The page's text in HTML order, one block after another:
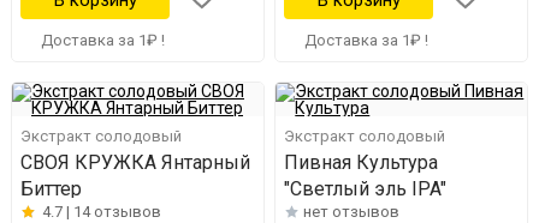
Доставка за 1₽ ! Доставка за 1₽ !
Экстракт солодовый
СВОЯ КРУЖКА Янтарный
Биттер
4.7 | 14 отзывов
Экстракт солодовый
Пивная Культура
"Светлый эль IPA"
нет отзывов